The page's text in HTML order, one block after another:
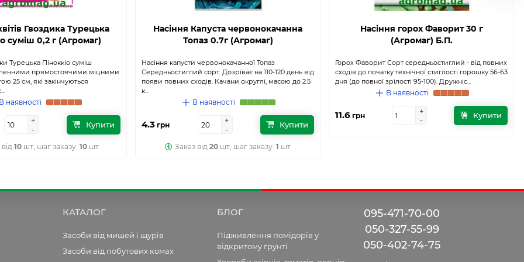
Гвоздика Турецька
суміш 0,2 г (Агромаг)
Турецька Піноккіо суміш
прямостоячими міцними
25 см, які закінчуються
В наявності
+
-
+
-
Купити
10 шт; шаг заказу: 10 шт
Насіння Капуста червонокачанна
Топаз 0.7г (Агромаг)
Насіння капусти червонокачанної Топаз
Середньостиглий сорт. Дозріває на 110-120 день від
появи повних сходів. Качани округлі, масою до 2.5
к...
В наявності
4.3 грн
+
-
+
-
Купити
Заказ від 20 шт; шаг заказу: 1 шт
Насіння горох Фаворит 30 г
(Агромаг) Б.П.
Горох Фаворит Сорт середньостиглий - від повних
сходів до початку технічної стиглості горошку 56-63
дня (до повної зрілості 95-100). Дружніс...
В наявності
11.6 грн
+
-
+
-
Купити
КАТАЛОГ
Засоби від мишей і щурів
Засоби від побутових комах
БЛОГ
Підживлення помідорів у
відкритому ґрунті
095-471-70-00
050-327-55-99
050-402-74-75